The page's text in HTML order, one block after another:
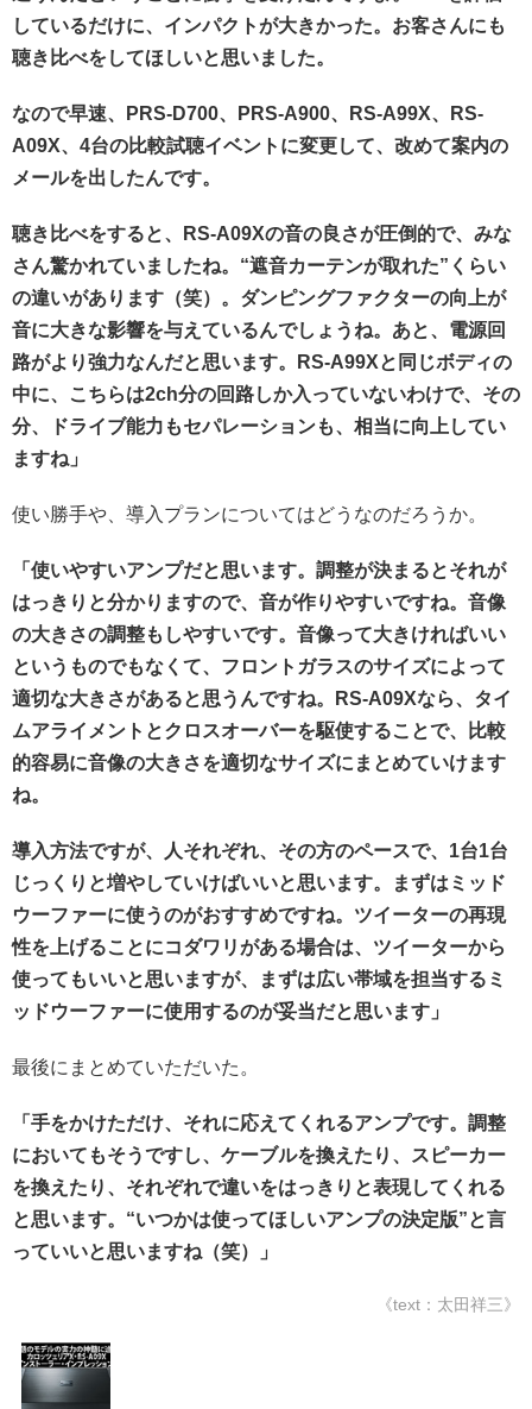
しているだけに、インパクトが大きかった。お客さんにも
聴き比べをしてほしいと思いました。
なので早速、PRS-D700、PRS-A900、RS-A99X、RS-
A09X、4台の比較試聴イベントに変更して、改めて案内の
メールを出したんです。
聴き比べをすると、RS-A09Xの音の良さが圧倒的で、みな
さん驚かれていましたね。“遮音カーテンが取れた”くらい
の違いがあります（笑）。ダンピングファクターの向上が
音に大きな影響を与えているんでしょうね。あと、電源回
路がより強力なんだと思います。RS-A99Xと同じボディの
中に、こちらは2ch分の回路しか入っていないわけで、その
分、ドライブ能力もセパレーションも、相当に向上してい
ますね」
使い勝手や、導入プランについてはどうなのだろうか。
「使いやすいアンプだと思います。調整が決まるとそれが
はっきりと分かりますので、音が作りやすいですね。音像
の大きさの調整もしやすいです。音像って大きければいい
というものでもなくて、フロントガラスのサイズによって
適切な大きさがあると思うんですね。RS-A09Xなら、タイ
ムアライメントとクロスオーバーを駆使することで、比較
的容易に音像の大きさを適切なサイズにまとめていけます
ね。
導入方法ですが、人それぞれ、その方のペースで、1台1台
じっくりと増やしていけばいいと思います。まずはミッド
ウーファーに使うのがおすすめですね。ツイーターの再現
性を上げることにコダワリがある場合は、ツイーターから
使ってもいいと思いますが、まずは広い帯域を担当するミ
ッドウーファーに使用するのが妥当だと思います」
最後にまとめていただいた。
「手をかけただけ、それに応えてくれるアンプです。調整
においてもそうですし、ケーブルを換えたり、スピーカー
を換えたり、それぞれで違いをはっきりと表現してくれる
と思います。“いつかは使ってほしいアンプの決定版”と言
っていいと思いますね（笑）」
《text：太田祥三》